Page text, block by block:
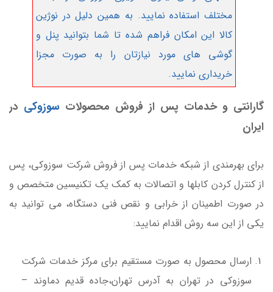
مختلف استفاده نمایید. به همین دلیل در نوژین
کالا این امکان فراهم شده تا شما بتوانید پنل و
گوشی های مورد نیازتان را به صورت مجزا
خریداری نمایید.
گارانتی و خدمات پس از فروش محصولات سوزوکی در
ایران
برای بهرمندی از شبکه خدمات پس از فروش شرکت سوزوکی، پس
از کنترل کردن کابلها و اتصالات به کمک یک تکنیسین متخصص و
در صورت اطمینان از خرابی و نقص فنی دستگاه، می توانید به
یکی از این سه روش اقدام نمایید:
ارسال محصول به صورت مستقیم برای مرکز خدمات شرکت
سوزوکی در تهران به آدرس تهران،جاده قدیم دماوند –